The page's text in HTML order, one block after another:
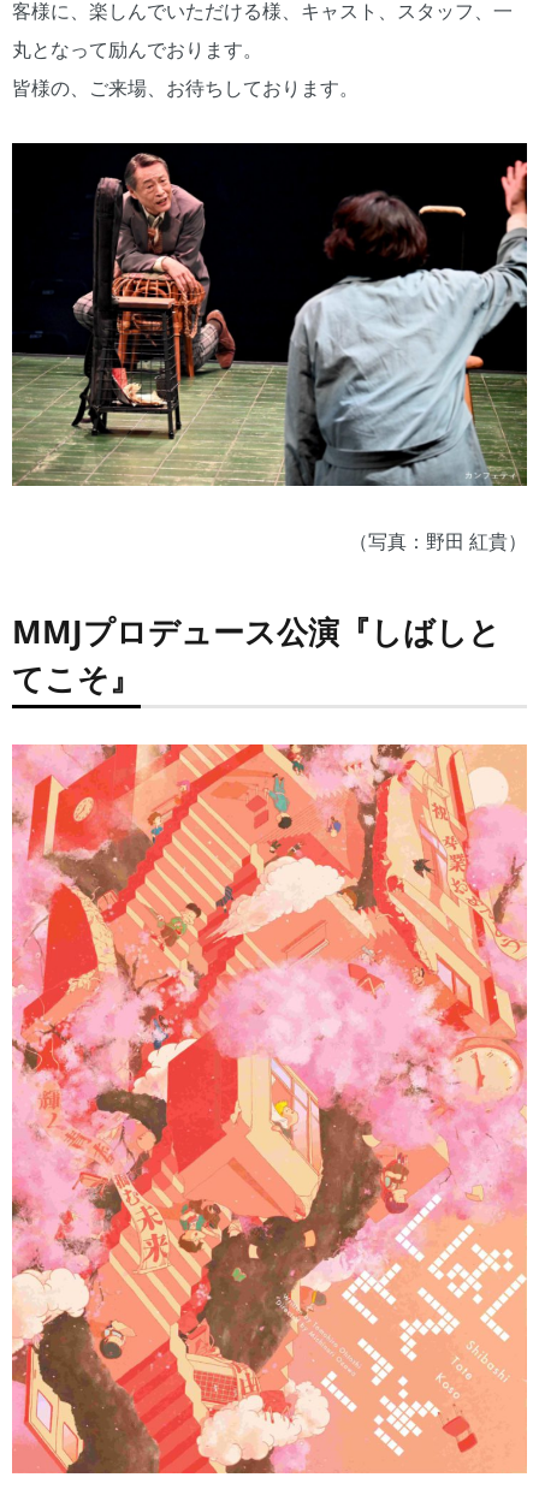
客様に、楽しんでいただける様、キャスト、スタッフ、一
丸となって励んでおります。
皆様の、ご来場、お待ちしております。
（写真：野田 紅貴）
MMJプロデュース公演 『しばしと
てこそ』